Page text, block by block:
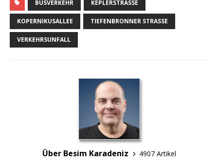
BUSVERKEHR KEPLERSTRASSE
KOPERNIKUSALLEE TIEFENBRONNER STRASSE
VERKEHRSUNFALL
Über Besim Karadeniz
4907 Artikel